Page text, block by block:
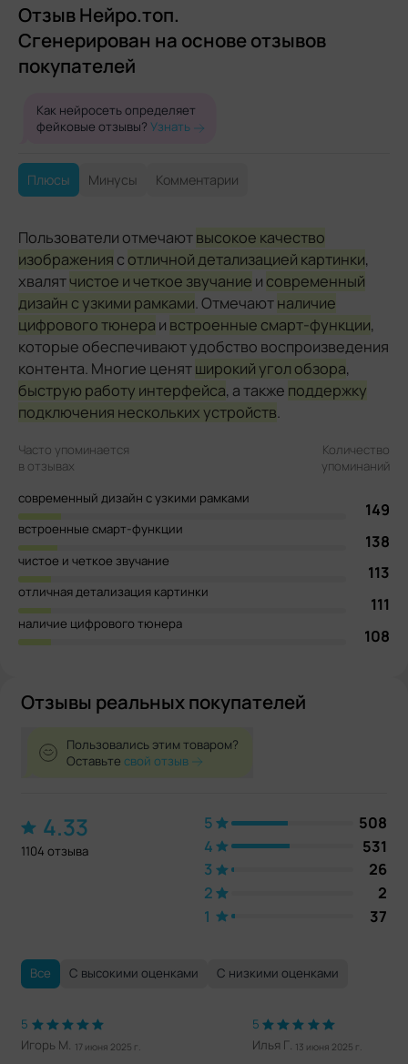
Отзыв Нейро.топ.
Сгенерирован на основе отзывов
покупателей
Как нейросеть определяет
фейковые отзывы? Узнать
Плюсы Минусы Комментарии
Пользователи отмечаютвысокое качество
изображения с отличной детализацией картинки,
хвалятчистое и четкое звучание и современный
дизайн с узкими рамками. Отмечаютналичие
цифрового тюнера и встроенные смарт-функции,
которые обеспечивают удобство воспроизведения
контента. Многие ценятширокий угол обзора,
быструю работу интерфейса, а также поддержку
подключения нескольких устройств.
Часто упоминается
в отзывах
Количество
упоминаний
современный дизайн с узкими рамками
149
встроенные смарт-функции
138
чистое и четкое звучание
113
отличная детализация картинки
111
наличие цифрового тюнера
108
Отзывы реальных покупателей
Пользовались этим товаром?
Оставьтесвой отзыв
4.33
1104 отзыва
5
508
4
531
3
26
2
2
1
37
Все С высокими оценками С низкими оценками
5
Игорь М. 17 июня 2025 г.
5
Илья Г. 13 июня 2025 г.